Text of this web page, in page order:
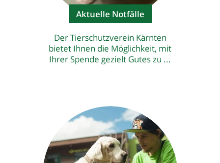
Aktuelle Notfälle
Der Tierschutzverein Kärnten
bietet Ihnen die Möglichkeit, mit
Ihrer Spende gezielt Gutes zu ...